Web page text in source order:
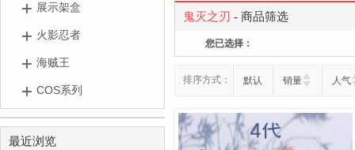
展示架盒
火影忍者
海贼王
COS系列
最近浏览
鬼灭之刃 - 商品筛选
您已选择：
排序方式： 默认 销量 人气